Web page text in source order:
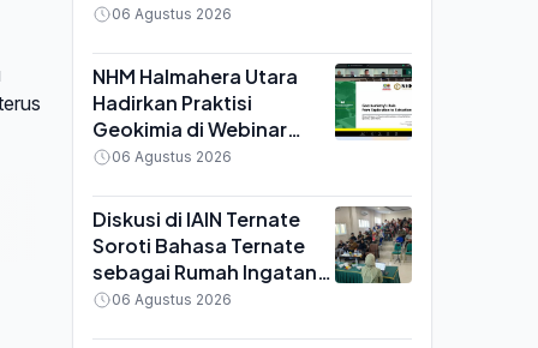
06 Agustus 2026
NHM Halmahera Utara
Hadirkan Praktisi
Geokimia di Webinar
MGEI UNG, Bahas
06 Agustus 2026
Diskusi di IAIN Ternate
Soroti Bahasa Ternate
sebagai Rumah Ingatan,
Yayasan Pustaka Pangaji
06 Agustus 2026